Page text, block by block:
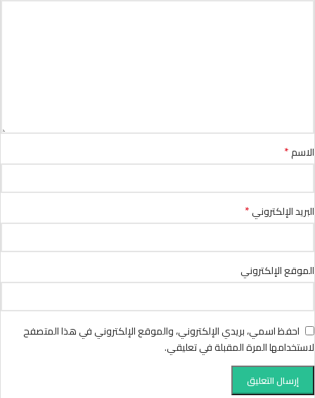
الاسم*
البريد الإلكتروني*
الموقع الإلكتروني
احفظ اسمي، بريدي الإلكتروني، والموقع الإلكتروني في هذا المتصفح
لاستخدامها المرة المقبلة في تعليقي.